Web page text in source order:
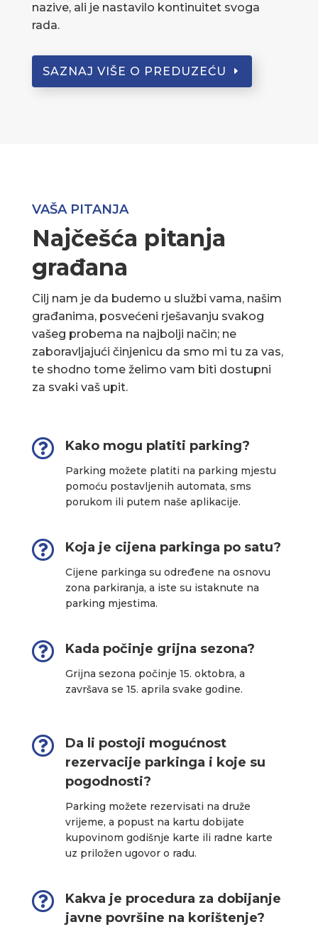
nazive, ali je nastavilo kontinuitet svoga
rada.
SAZNAJ VIŠE O PREDUZEĆU
VAŠA PITANJA
Najčešća pitanja
građana
Cilj nam je da budemo u službi vama, našim
građanima, posvećeni rješavanju svakog
vašeg probema na najbolji način; ne
zaboravljajući činjenicu da smo mi tu za vas,
te shodno tome želimo vam biti dostupni
za svaki vaš upit.
 Kako mogu platiti parking?
Parking možete platiti na parking mjestu
pomoću postavljenih automata, sms
porukom ili putem naše aplikacije.
 Koja je cijena parkinga po satu?
Cijene parkinga su određene na osnovu
zona parkiranja, a iste su istaknute na
parking mjestima.
 Kada počinje grijna sezona?
Grijna sezona počinje 15. oktobra, a
završava se 15. aprila svake godine.

Da li postoji mogućnost
rezervacije parkinga i koje su
pogodnosti?
Parking možete rezervisati na druže
vrijeme, a popust na kartu dobijate
kupovinom godišnje karte ili radne karte
uz priložen ugovor o radu.

Kakva je procedura za dobijanje
javne površine na korištenje?